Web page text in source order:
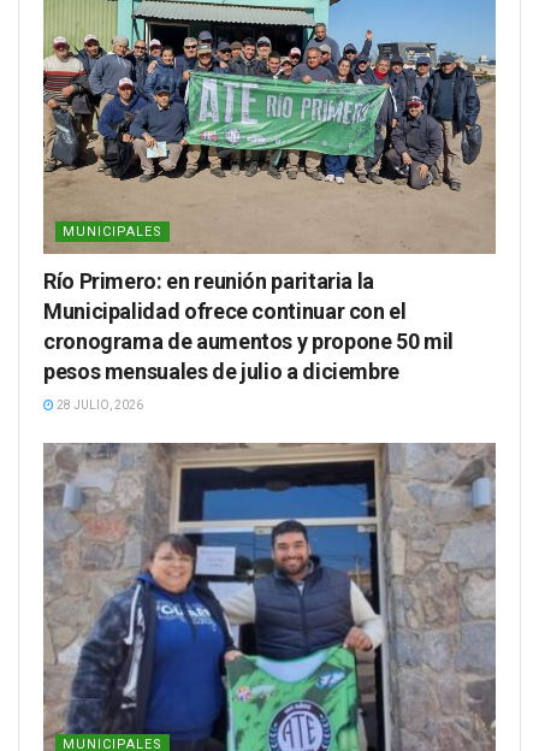
MUNICIPALES
Río Primero: en reunión paritaria la
Municipalidad ofrece continuar con el
cronograma de aumentos y propone 50 mil
pesos mensuales de julio a diciembre
28 JULIO, 2026
MUNICIPALES